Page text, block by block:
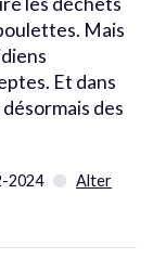
Mais
Et dans
des
2024
Alter